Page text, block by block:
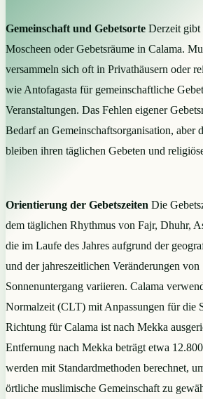
Gemeinschaft und Gebetsorte Derzeit gibt
Moscheen oder Gebetsräume in Calama.
versammeln sich oft in Privathäusern oder
wie Antofagasta für gemeinschaftliche
Veranstaltungen. Das Fehlen eigener
Bedarf an Gemeinschaftsorganisation, aber
bleiben ihren täglichen Gebeten und
Orientierung der Gebetszeiten Die
dem täglichen Rhythmus von Fajr, Dhuhr,
die im Laufe des Jahres aufgrund der
und der jahreszeitlichen Veränderungen von
Sonnenuntergang variieren. Calama
Normalzeit (CLT) mit Anpassungen für die
Richtung für Calama ist nach Mekka
Entfernung nach Mekka beträgt etwa
werden mit Standardmethoden berechnet,
örtliche muslimische Gemeinschaft zu